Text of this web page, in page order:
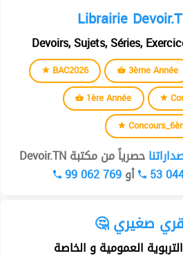
Devoirs, Sujets, Séries,
BAC2026 3ème Année
1ère Année
حصرياً من مكتبة Devoir.TN
53 أو99 062 769
نقري صغيري
العمومية و الخاصة